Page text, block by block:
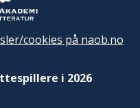
cookies på naob.no
i 2026